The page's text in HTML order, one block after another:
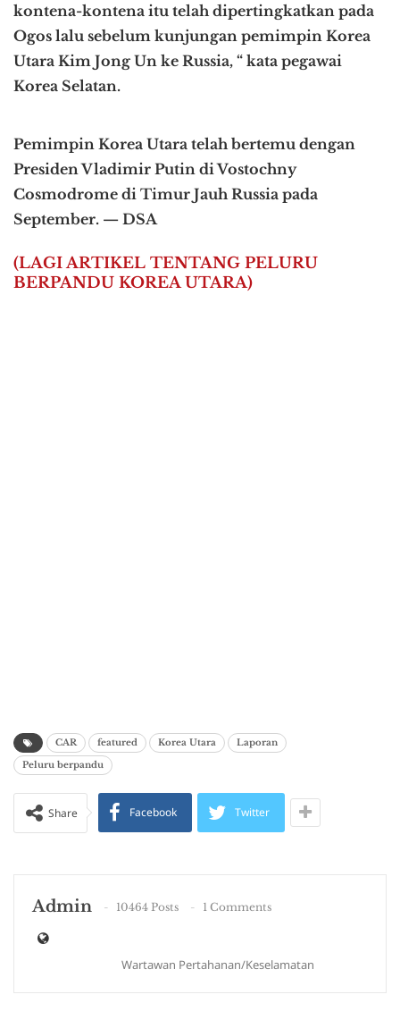
kontena-kontena itu telah dipertingkatkan pada
Ogos lalu sebelum kunjungan pemimpin Korea
Utara Kim Jong Un ke Russia, “ kata pegawai
Korea Selatan.
Pemimpin Korea Utara telah bertemu dengan
Presiden Vladimir Putin di Vostochny
Cosmodrome di Timur Jauh Russia pada
September. — DSA
(LAGI ARTIKEL TENTANG PELURU
BERPANDU KOREA UTARA)
CAR featured Korea Utara
Laporan
Peluru berpandu
Share Facebook Twitter
Admin 10464 Posts 1 Comments
Wartawan Pertahanan/Keselamatan